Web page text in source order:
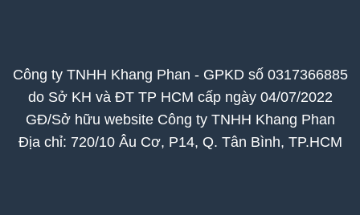
Công ty TNHH Khang Phan - GPKD số 0317366885
do Sở KH và ĐT TP HCM cấp ngày 04/07/2022
GĐ/Sở hữu website Công ty TNHH Khang Phan
Địa chỉ: 720/10 Âu Cơ, P14, Q. Tân Bình, TP.HCM